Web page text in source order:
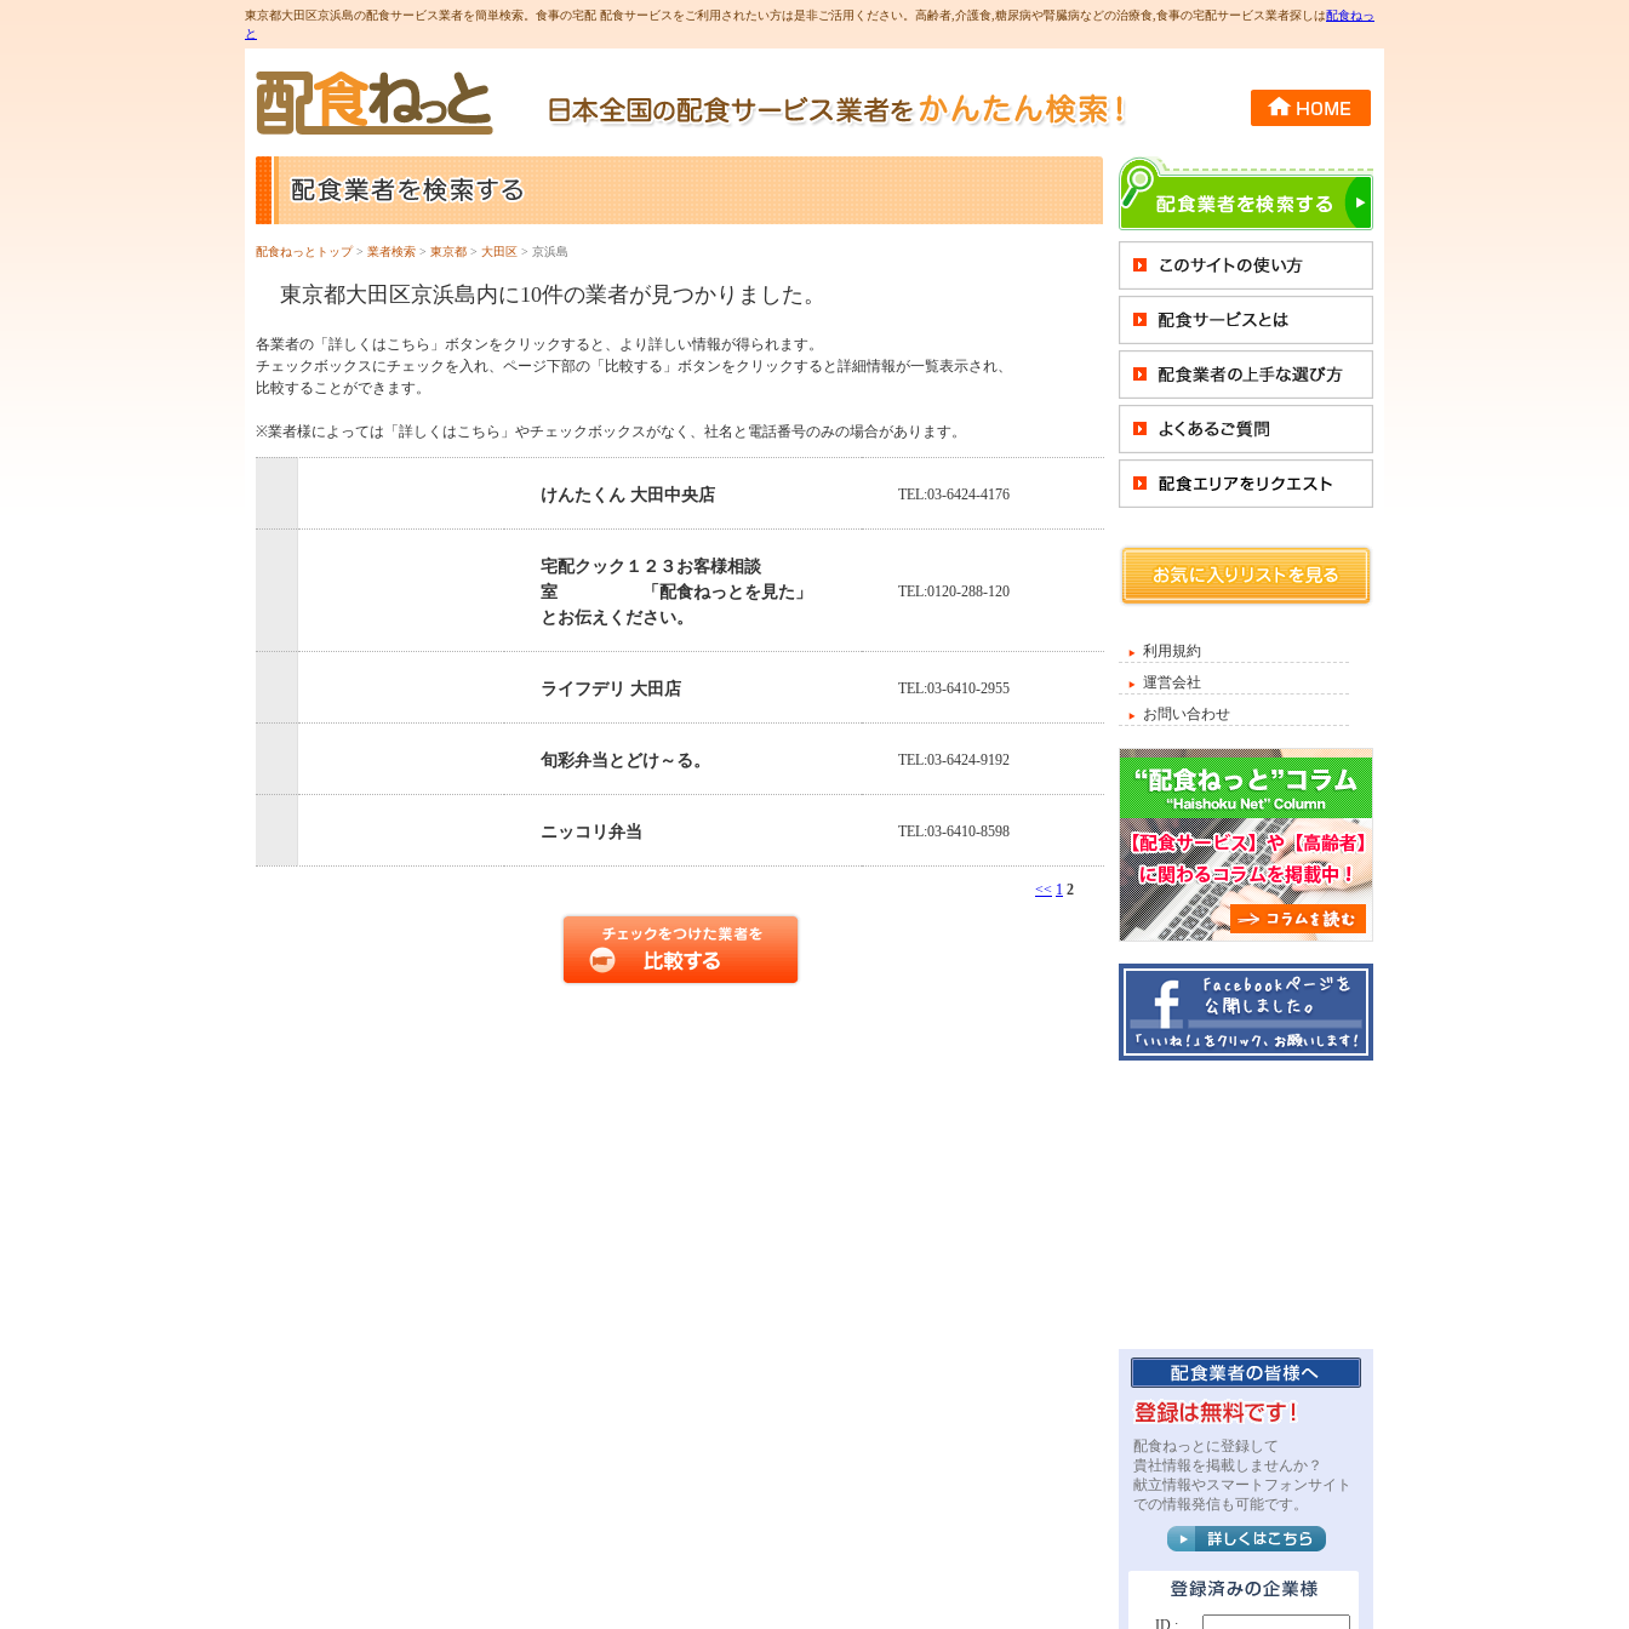
東京都大田区京浜島の配食サービス業者を簡単検索。食事の宅配 配食サービスをご利用されたい方は是非ご活用ください。高齢者,介護食,糖尿病や腎臓病などの治療食,食事の宅配サービス業者探しは配食ねっ
と
配食ねっとトップ> 業者検索 > 東京都 > 大田区 > 京浜島
東京都大田区京浜島内に10件の業者が見つかりました。
各業者の「詳しくはこちら」ボタンをクリックすると、より詳しい情報が得られます。
チェックボックスにチェックを入れ、ページ下部の「比較する」ボタンをクリックすると詳細情報が一覧表示され、
比較することができます。
※業者様によっては「詳しくはこちら」やチェックボックスがなく、社名と電話番号のみの場合があります。
けんたくん 大田中央店 TEL:03-6424-4176
宅配クック１２３お客様相談
室 「配食ねっとを見た」
とお伝えください。
TEL:0120-288-120
ライフデリ 大田店 TEL:03-6410-2955
旬彩弁当とどけ～る。 TEL:03-6424-9192
ニッコリ弁当 TEL:03-6410-8598
<< 1 2
利用規約
運営会社
お問い合わせ
配食ねっとに登録して
貴社情報を掲載しませんか？
献立情報やスマートフォンサイト
での情報発信も可能です。
ID :